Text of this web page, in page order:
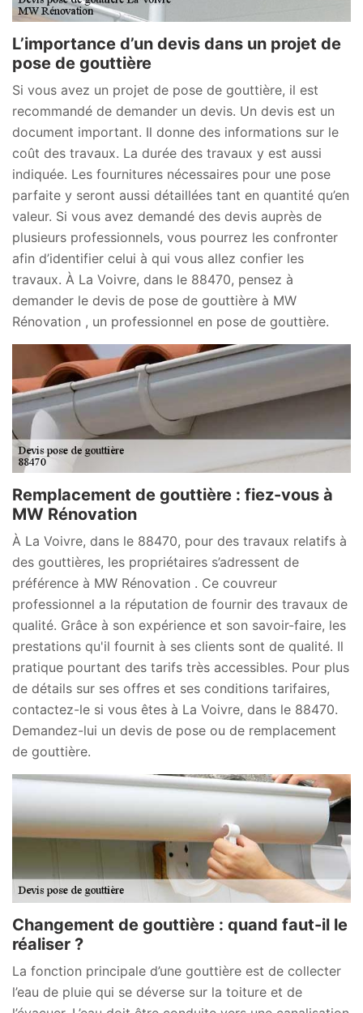
L’importance d’un devis dans un projet de
pose de gouttière
Si vous avez un projet de pose de gouttière, il est
recommandé de demander un devis. Un devis est un
document important. Il donne des informations sur le
coût des travaux. La durée des travaux y est aussi
indiquée. Les fournitures nécessaires pour une pose
parfaite y seront aussi détaillées tant en quantité qu’en
valeur. Si vous avez demandé des devis auprès de
plusieurs professionnels, vous pourrez les confronter
afin d’identifier celui à qui vous allez confier les
travaux. À La Voivre, dans le 88470, pensez à
demander le devis de pose de gouttière à MW
Rénovation , un professionnel en pose de gouttière.
Remplacement de gouttière : fiez-vous à
MW Rénovation
À La Voivre, dans le 88470, pour des travaux relatifs à
des gouttières, les propriétaires s’adressent de
préférence à MW Rénovation . Ce couvreur
professionnel a la réputation de fournir des travaux de
qualité. Grâce à son expérience et son savoir-faire, les
prestations qu'il fournit à ses clients sont de qualité. Il
pratique pourtant des tarifs très accessibles. Pour plus
de détails sur ses offres et ses conditions tarifaires,
contactez-le si vous êtes à La Voivre, dans le 88470.
Demandez-lui un devis de pose ou de remplacement
de gouttière.
Changement de gouttière : quand faut-il le
réaliser ?
La fonction principale d’une gouttière est de collecter
l’eau de pluie qui se déverse sur la toiture et de